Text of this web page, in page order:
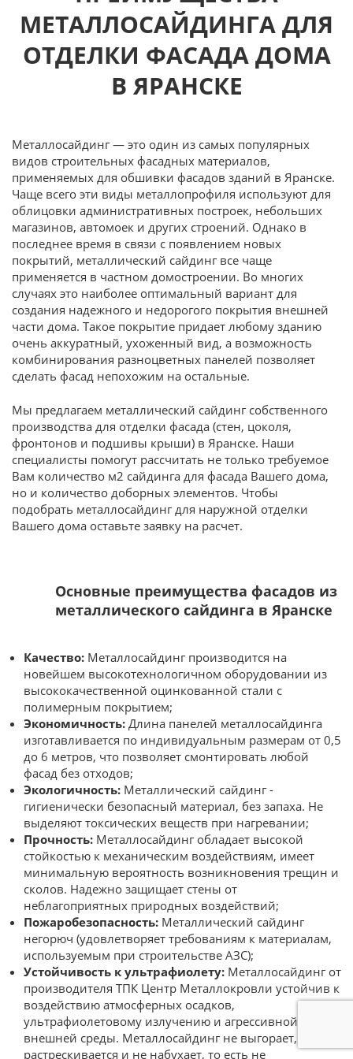
МЕТАЛЛОСАЙДИНГА ДЛЯ
ОТДЕЛКИ ФАСАДА ДОМА
В ЯРАНСКЕ
Металлосайдинг — это один из самых популярных
видов строительных фасадных материалов,
применяемых для обшивки фасадов зданий в Яранске.
Чаще всего эти виды металлопрофиля используют для
облицовки административных построек, небольших
магазинов, автомоек и других строений. Однако в
последнее время в связи с появлением новых
покрытий, металлический сайдинг все чаще
применяется в частном домостроении. Во многих
случаях это наиболее оптимальный вариант для
создания надежного и недорогого покрытия внешней
части дома. Такое покрытие придает любому зданию
очень аккуратный, ухоженный вид, а возможность
комбинирования разноцветных панелей позволяет
сделать фасад непохожим на остальные.
Мы предлагаем металлический сайдинг собственного
производства для отделки фасада (стен, цоколя,
фронтонов и подшивы крыши) в Яранске. Наши
специалисты помогут рассчитать не только требуемое
Вам количество м2 сайдинга для фасада Вашего дома,
но и количество доборных элементов. Чтобы
подобрать металлосайдинг для наружной отделки
Вашего дома оставьте заявку на расчет.
Основные преимущества фасадов из
металлического сайдинга в Яранске
Качество: Металлосайдинг производится на
новейшем высокотехнологичном оборудовании из
высококачественной оцинкованной стали с
полимерным покрытием;
Экономичность: Длина панелей металлосайдинга
изготавливается по индивидуальным размерам от 0,5
до 6 метров, что позволяет смонтировать любой
фасад без отходов;
Экологичность: Металлический сайдинг -
гигиенически безопасный материал, без запаха. Не
выделяют токсических веществ при нагревании;
Прочность: Металлосайдинг обладает высокой
стойкостью к механическим воздействиям, имеет
минимальную вероятность возникновения трещин и
сколов. Надежно защищает стены от
неблагоприятных природных воздействий;
Пожаробезопасность: Металлический сайдинг
негорюч (удовлетворяет требованиям к материалам,
используемым при строительстве АЗС);
Устойчивость к ультрафиолету: Металлосайдинг от
производителя ТПК Центр Металлокровли устойчив к
воздействию атмосферных осадков,
ультрафиолетовому излучению и агрессивной
внешней среды. Металлосайдинг не выгорает, не
растрескивается и не набухает, то есть не